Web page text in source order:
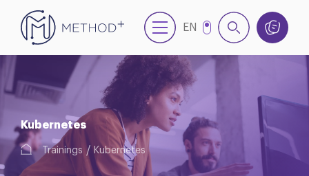
EN
Kubernetes
Trainings Kubernetes